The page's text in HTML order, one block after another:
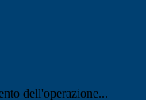
dell'operazione...